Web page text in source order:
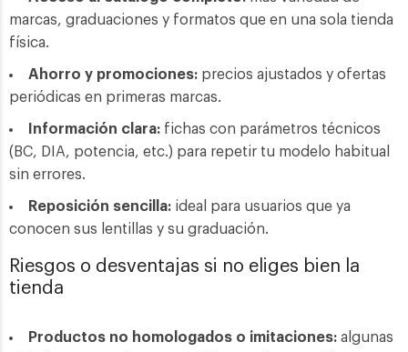
marcas, graduaciones y formatos que en una sola tienda
física.
Ahorro y promociones: precios ajustados y ofertas
periódicas en primeras marcas.
Información clara: fichas con parámetros técnicos
(BC, DIA, potencia, etc.) para repetir tu modelo habitual
sin errores.
Reposición sencilla: ideal para usuarios que ya
conocen sus lentillas y su graduación.
Riesgos o desventajas si no eliges bien la
tienda
Productos no homologados o imitaciones: algunas